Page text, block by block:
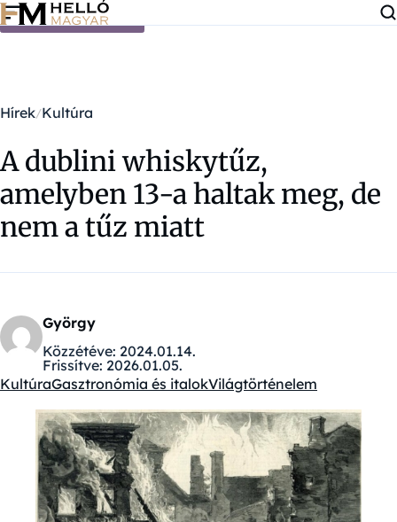
Ugrás a tartalomra
Hírek Kultúra
A dublini whiskytűz,
amelyben 13-a haltak meg, de
nem a tűz miatt
György
Közzétéve: 2024.01.14.
Frissítve: 2026.01.05.
Kategóriák:
KultúraGasztronómia és italokVilágtörténelem